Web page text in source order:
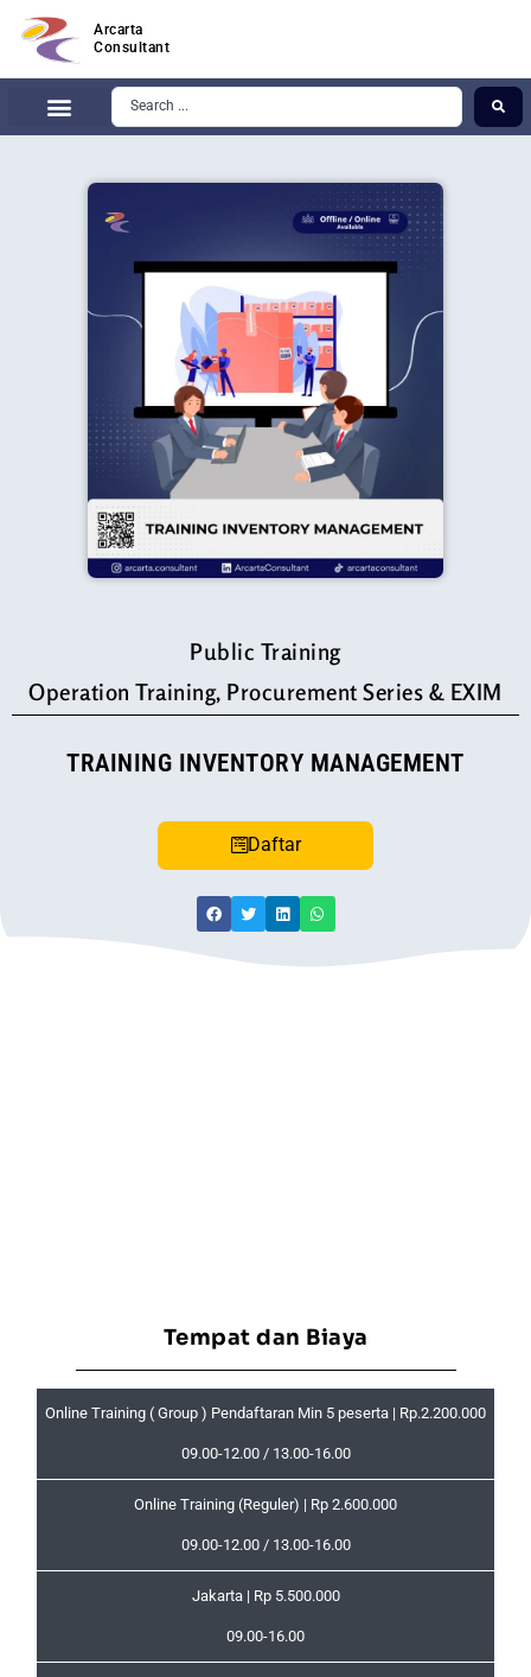
Arcarta
Consultant
Public Training
Operation Training, Procurement Series & EXIM
TRAINING INVENTORY MANAGEMENT
Daftar
Tempat dan Biaya
Online Training ( Group ) Pendaftaran Min 5 peserta | Rp.2.200.000
09.00-12.00 / 13.00-16.00
Online Training (Reguler) | Rp 2.600.000
09.00-12.00 / 13.00-16.00
Jakarta | Rp 5.500.000
09.00-16.00